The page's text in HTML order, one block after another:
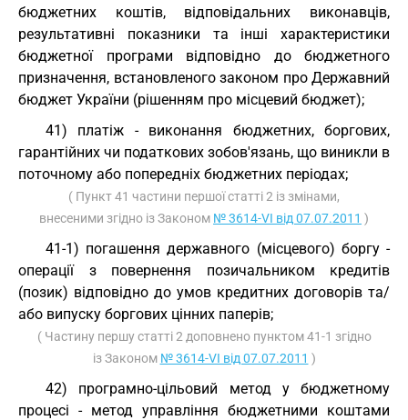
бюджетних коштів, відповідальних виконавців,
результативні показники та інші характеристики
бюджетної програми відповідно до бюджетного
призначення, встановленого законом про Державний
бюджет України (рішенням про місцевий бюджет);
41) платіж - виконання бюджетних, боргових,
гарантійних чи податкових зобов'язань, що виникли в
поточному або попередніх бюджетних періодах;
( Пункт 41 частини першої статті 2 із змінами,
внесеними згідно із Законом № 3614-VI від 07.07.2011 )
41-1) погашення державного (місцевого) боргу -
операції з повернення позичальником кредитів
(позик) відповідно до умов кредитних договорів та/
або випуску боргових цінних паперів;
( Частину першу статті 2 доповнено пунктом 41-1 згідно
із Законом № 3614-VI від 07.07.2011 )
42) програмно-цільовий метод у бюджетному
процесі - метод управління бюджетними коштами